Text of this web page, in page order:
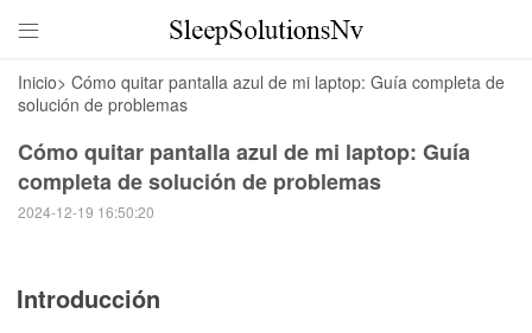

Inicio> Cómo quitar pantalla azul de mi laptop: Guía completa de
solución de problemas
Cómo quitar pantalla azul de mi laptop: Guía
completa de solución de problemas
2024-12-19 16:50:20
Introducción